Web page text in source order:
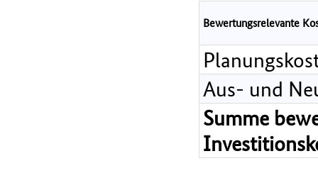
Bewertungsrelevante
Aus- und
Summe